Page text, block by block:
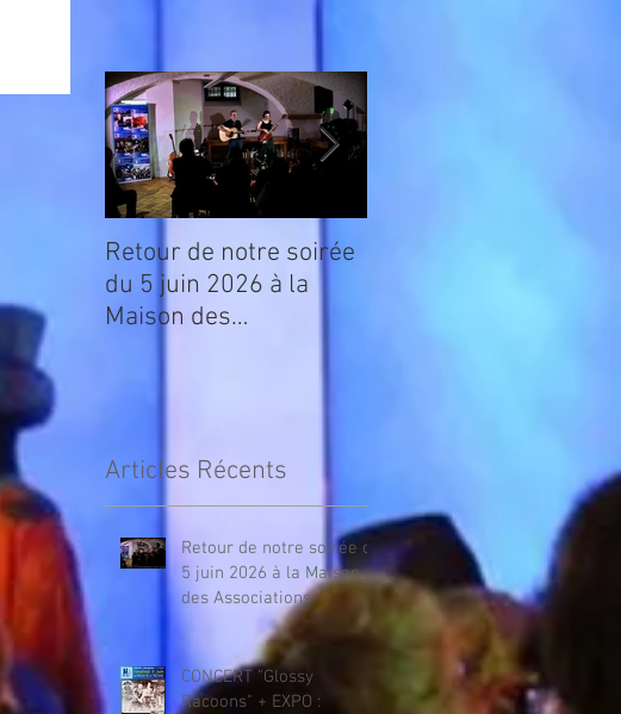
Retour de notre soirée
du 5 juin 2026 à la
Maison des
Articles Récents
Retour de notre soirée du
5 juin 2026 à la Maison
des Associations
CONCERT "Glossy
Racoons" + EXPO :